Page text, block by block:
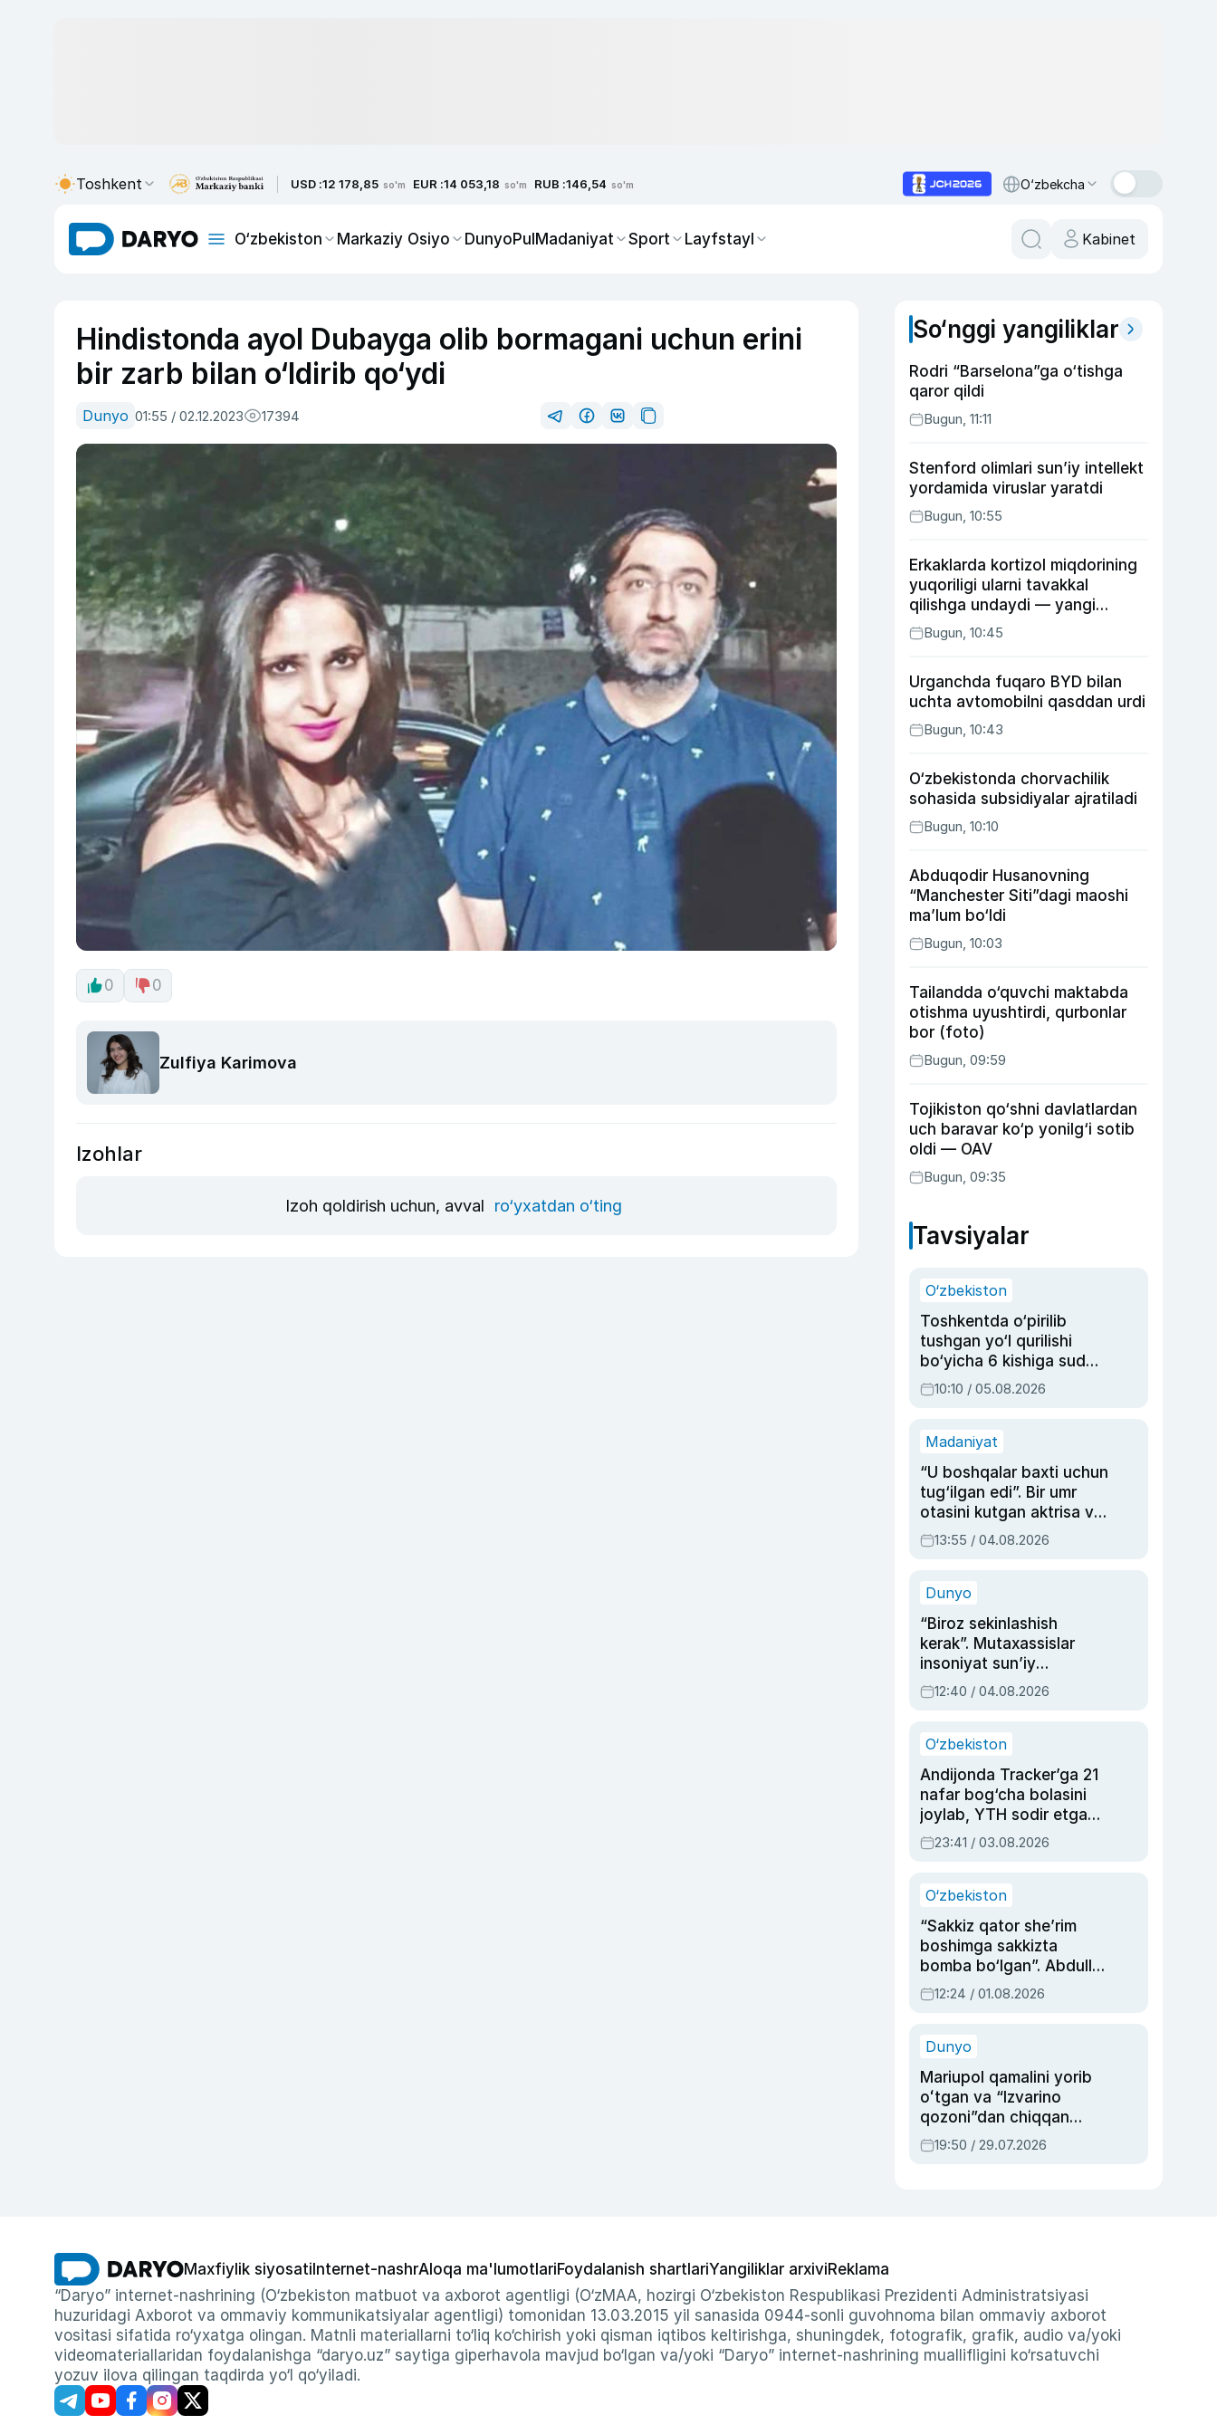
Toshkent USD :12 178,85 so'm EUR :14 053,18 so'm RUB :146,54 so'm O‘zbekcha
O‘zbekiston Markaziy Osiyo DunyoPulMadaniyat Sport Layfstayl Kabinet
Hindistonda ayol Dubayga olib bormagani uchun erini
bir zarb bilan o‘ldirib qo‘ydi
Dunyo 01:55 / 02.12.2023 17394
0 0
Zulfiya Karimova
Izohlar
Izoh qoldirish uchun, avval ro‘yxatdan o‘ting
So‘nggi yangiliklar
Rodri “Barselona”ga o‘tishga
qaror qildi
Bugun, 11:11
Stenford olimlari sun’iy intellekt
yordamida viruslar yaratdi
Bugun, 10:55
Erkaklarda kortizol miqdorining
yuqoriligi ularni tavakkal
qilishga undaydi — yangi
tadqiqot
Bugun, 10:45
Urganchda fuqaro BYD bilan
uchta avtomobilni qasddan urdi
Bugun, 10:43
O‘zbekistonda chorvachilik
sohasida subsidiyalar ajratiladi
Bugun, 10:10
Abduqodir Husanovning
“Manchester Siti”dagi maoshi
ma’lum bo‘ldi
Bugun, 10:03
Tailandda o‘quvchi maktabda
otishma uyushtirdi, qurbonlar
bor (foto)
Bugun, 09:59
Tojikiston qo‘shni davlatlardan
uch baravar ko‘p yonilg‘i sotib
oldi — OAV
Bugun, 09:35
Tavsiyalar
O‘zbekiston
Toshkentda o‘pirilib
tushgan yo‘l qurilishi
bo‘yicha 6 kishiga sud
hukmi o‘qildi
10:10 / 05.08.2026
Madaniyat
“U boshqalar baxti uchun
tug‘ilgan edi”. Bir umr
otasini kutgan aktrisa va
dublyaj ustasi Rimma
Ahmedovaning
13:55 / 04.08.2026
Dunyo
“Biroz sekinlashish
kerak”. Mutaxassislar
insoniyat sun’iy
intellektni boshqara
olmay qolishidan xavotir
12:40 / 04.08.2026
O‘zbekiston
Andijonda Tracker’ga 21
nafar bog‘cha bolasini
joylab, YTH sodir etgan
ayolga sud hukmi o‘qildi
23:41 / 03.08.2026
O‘zbekiston
“Sakkiz qator she’rim
boshimga sakkizta
bomba bo‘lgan”. Abdulla
Oripovni siyosiy
ayblovlardan asrab
12:24 / 01.08.2026
Dunyo
Mariupol qamalini yorib
oʻtgan va “Izvarino
qozoni”dan chiqqan
qahramon — Ukraina
armiyasi bosh
19:50 / 29.07.2026
Maxfiylik siyosati Internet-nashrAloqa ma'lumotlariFoydalanish shartlariYangiliklar arxiviReklama
“Daryo” internet-nashrining (O‘zbekiston matbuot va axborot agentligi (O‘zMAA, hozirgi O‘zbekiston Respublikasi Prezidenti Administratsiyasi
huzuridagi Axborot va ommaviy kommunikatsiyalar agentligi) tomonidan 13.03.2015 yil sanasida 0944-sonli guvohnoma bilan ommaviy axborot
vositasi sifatida ro‘yxatga olingan. Matnli materiallarni to‘liq ko‘chirish yoki qisman iqtibos keltirishga, shuningdek, fotografik, grafik, audio va/yoki
videomateriallaridan foydalanishga “daryo.uz” saytiga giperhavola mavjud bo‘lgan va/yoki “Daryo” internet-nashrining muallifligini ko‘rsatuvchi
yozuv ilova qilingan taqdirda yo‘l qo‘yiladi.